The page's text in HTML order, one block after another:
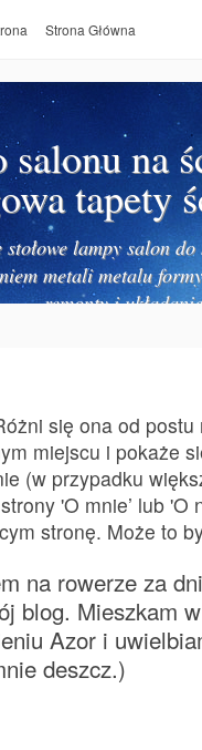
Strona Główna
na
tapety
lampy salon
metali metalu
remonty i
się ona od
miejscu i pokaże
(w przypadku
'O mnie’ lub 'O
stronę. Może to
na rowerze za
blog. Mieszkam
Azor i
deszcz.)